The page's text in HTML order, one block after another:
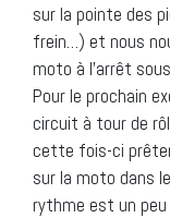
sur la pointe des
frein…) et nous
moto à l’arrêt
Pour le prochain
circuit à tour de
cette fois-ci
sur la moto dans
rythme est un